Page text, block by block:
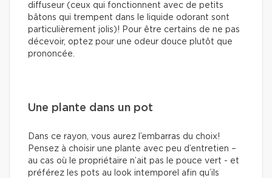
diffuseur (ceux qui fonctionnent avec de petits
bâtons qui trempent dans le liquide odorant sont
particulièrement jolis)! Pour être certains de ne pas
décevoir, optez pour une odeur douce plutôt que
prononcée.
Une plante dans un pot
Dans ce rayon, vous aurez l’embarras du choix!
Pensez à choisir une plante avec peu d’entretien –
au cas où le propriétaire n’ait pas le pouce vert - et
préférez les pots au look intemporel afin qu’ils